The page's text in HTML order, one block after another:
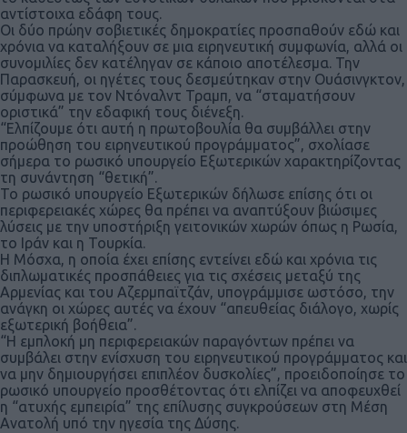
αντίστοιχα εδάφη τους.
Οι δύο πρώην σοβιετικές δημοκρατίες προσπαθούν εδώ και
χρόνια να καταλήξουν σε μια ειρηνευτική συμφωνία, αλλά οι
συνομιλίες δεν κατέληγαν σε κάποιο αποτέλεσμα. Την
Παρασκευή, οι ηγέτες τους δεσμεύτηκαν στην Ουάσινγκτον,
σύμφωνα με τον Ντόναλντ Τραμπ, να “σταματήσουν
οριστικά” την εδαφική τους διένεξη.
“Ελπίζουμε ότι αυτή η πρωτοβουλία θα συμβάλλει στην
προώθηση του ειρηνευτικού προγράμματος”, σχολίασε
σήμερα το ρωσικό υπουργείο Εξωτερικών χαρακτηρίζοντας
τη συνάντηση “θετική”.
Το ρωσικό υπουργείο Εξωτερικών δήλωσε επίσης ότι οι
περιφερειακές χώρες θα πρέπει να αναπτύξουν βιώσιμες
λύσεις με την υποστήριξη γειτονικών χωρών όπως η Ρωσία,
το Ιράν και η Τουρκία.
Η Μόσχα, η οποία έχει επίσης εντείνει εδώ και χρόνια τις
διπλωματικές προσπάθειες για τις σχέσεις μεταξύ της
Αρμενίας και του Αζερμπαϊτζάν, υπογράμμισε ωστόσο, την
ανάγκη οι χώρες αυτές να έχουν “απευθείας διάλογο, χωρίς
εξωτερική βοήθεια”.
“Η εμπλοκή μη περιφερειακών παραγόντων πρέπει να
συμβάλει στην ενίσχυση του ειρηνευτικού προγράμματος και
να μην δημιουργήσει επιπλέον δυσκολίες”, προειδοποίησε το
ρωσικό υπουργείο προσθέτοντας ότι ελπίζει να αποφευχθεί
η “ατυχής εμπειρία” της επίλυσης συγκρούσεων στη Μέση
Ανατολή υπό την ηγεσία της Δύσης.